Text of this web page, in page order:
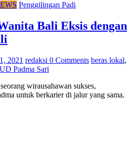
Penggilingan Padi
Bali Eksis dengan
2021 redaksi 0 Comments beras lokal,
UD Padma Sari
wirausahawan sukses,
untuk berkarier di jalur yang sama.